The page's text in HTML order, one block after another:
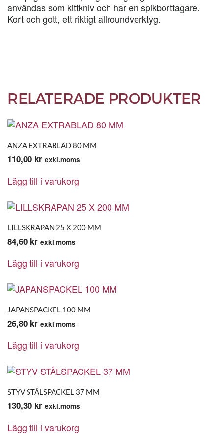
användas som kittkniv och har en spikborttagare.
Kort och gott, ett riktigt allroundverktyg.
RELATERADE PRODUKTER
ANZA EXTRABLAD 80 MM
110,00 kr exkl.moms
Lägg till i varukorg
LILLSKRAPAN 25 X 200 MM
84,60 kr exkl.moms
Lägg till i varukorg
JAPANSPACKEL 100 MM
26,80 kr exkl.moms
Lägg till i varukorg
STYV STÅLSPACKEL 37 MM
130,30 kr exkl.moms
Lägg till i varukorg